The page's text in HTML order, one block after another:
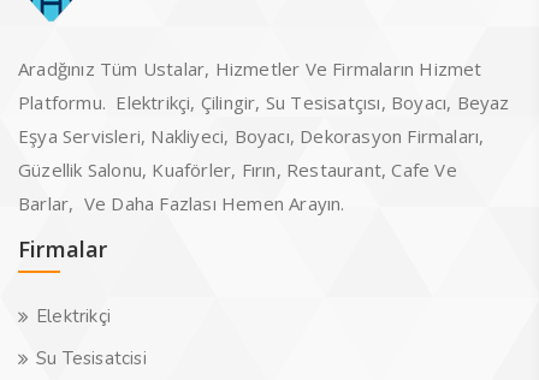
Aradğınız Tüm Ustalar, Hizmetler Ve Firmaların Hizmet
Platformu. Elektrikçi, Çilingir, Su Tesisatçısı, Boyacı, Beyaz
Eşya Servisleri, Nakliyeci, Boyacı, Dekorasyon Firmaları,
Güzellik Salonu, Kuaförler, Fırın, Restaurant, Cafe Ve
Barlar, Ve Daha Fazlası Hemen Arayın.
Firmalar
Elektrikçi
Su Tesisatcisi